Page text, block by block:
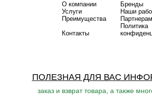
О компании
Бренды
Услуги
Наши
Преимущества
Партнерам
Контакты
Политика
ПОЛЕЗНАЯ ДЛЯ ВАС
заказ и взврат товара, а также